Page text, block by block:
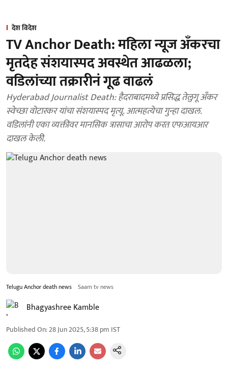
देश विदेश
TV Anchor Death: महिला न्यूज अँकरचा
मृतदेह संशयास्पद अवस्थेत आढळला;
वडिलांच्या तक्रारीनं गूढ वाढलं
Hyderabad Journalist Death: हैदराबादमध्ये प्रसिद्ध तेलुगू अँकर
स्वेच्छा वोटारकर यांचा संशयास्पद मृत्यू. आत्महत्येचा गुन्हा दाखल.
वडिलांनी एका व्यक्तीवर मानसिक त्रासाचा आरोप करत एफआयआर
दाखल केली.
Telugu Anchor death news Saam tv news
Bhagyashree Kamble
Published On:28 Jun 2025, 5:38 pm IST